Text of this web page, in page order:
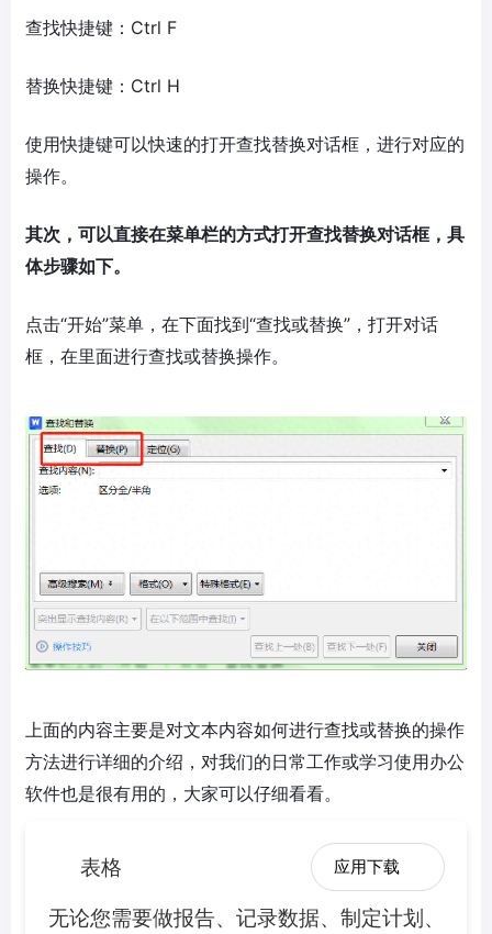
查找快捷键：Ctrl F
替换快捷键：Ctrl H
使用快捷键可以快速的打开查找替换对话框，进行对应的
操作。
其次，可以直接在菜单栏的方式打开查找替换对话框，具
体步骤如下。
点击“开始”菜单，在下面找到“查找或替换”，打开对话
框，在里面进行查找或替换操作。
上面的内容主要是对文本内容如何进行查找或替换的操作
方法进行详细的介绍，对我们的日常工作或学习使用办公
软件也是很有用的，大家可以仔细看看。
表格 应用下载
无论您需要做报告、记录数据、制定计划、